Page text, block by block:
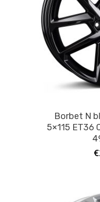
Borbet N
5×115 ET36
€